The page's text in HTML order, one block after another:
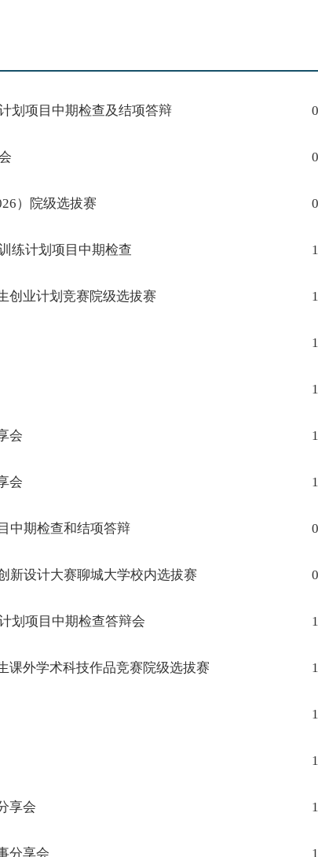
划项目中期检查及结项答辩
）院级选拔赛
练计划项目中期检查
创业计划竞赛院级选拔赛
会
会
中期检查和结项答辩
新设计大赛聊城大学校内选拔赛
划项目中期检查答辩会
课外学术科技作品竞赛院级选拔赛
享会
分享会